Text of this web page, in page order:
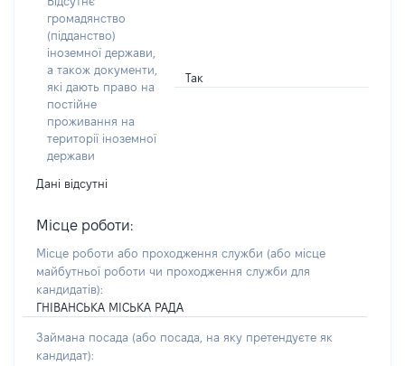
громадянство
(підданство)
іноземної держави,
а також документи,
які дають право на
постійне
проживання на
території іноземної
держави
Так
Дані відсутні
Місце роботи:
Місце роботи або проходження служби (або місце
майбутньої роботи чи проходження служби для
кандидатів):
ГНІВАНСЬКА МІСЬКА РАДА
Займана посада (або посада, на яку претендуєте як
кандидат):